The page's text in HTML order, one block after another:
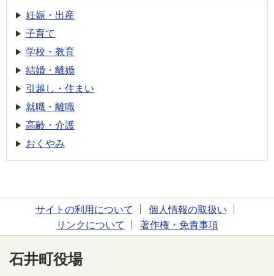
妊娠・出産
子育て
学校・教育
結婚・離婚
引越し・住まい
就職・離職
高齢・介護
おくやみ
サイトの利用について
個人情報の取扱い
リンクについて
著作権・免責事項
石井町役場